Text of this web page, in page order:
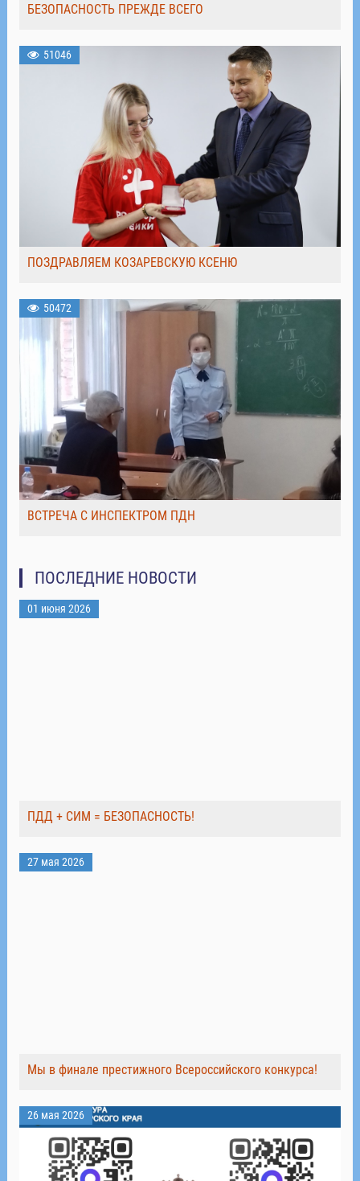
БЕЗОПАСНОСТЬ ПРЕЖДЕ ВСЕГО
51046
ПОЗДРАВЛЯЕМ КОЗАРЕВСКУЮ КСЕНЮ
50472
ВСТРЕЧА С ИНСПЕКТРОМ ПДН
ПОСЛЕДНИЕ НОВОСТИ
01 июня 2026
ПДД + СИМ = БЕЗОПАСНОСТЬ!
27 мая 2026
Мы в финале престижного Всероссийского конкурса!
26 мая 2026